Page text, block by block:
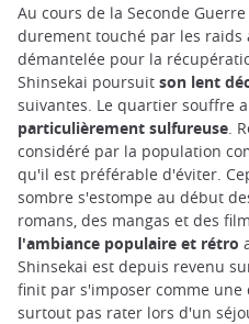
Au cours de la Seconde
durement touché par les raids
démantelée pour la
Shinsekai poursuit son lent
suivantes. Le quartier souffre
particulièrement sulfureuse.
considéré par la population
qu'il est préférable d'éviter.
sombre s'estompe au début
romans, des mangas et des
l'ambiance populaire et rétro
Shinsekai est depuis revenu
finit par s'imposer comme
surtout pas rater lors d'un